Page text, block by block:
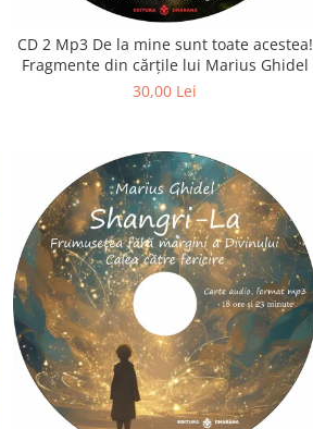
CD 2 Mp3 De la mine sunt toate acestea!
Fragmente din cărțile lui Marius Ghidel
30,00 Lei